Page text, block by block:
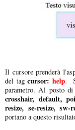
Il cursore prenderà
del tag cursor: help.
parametro. Al posto di
crosshair, default,
resize, se-resize,
portano a questo